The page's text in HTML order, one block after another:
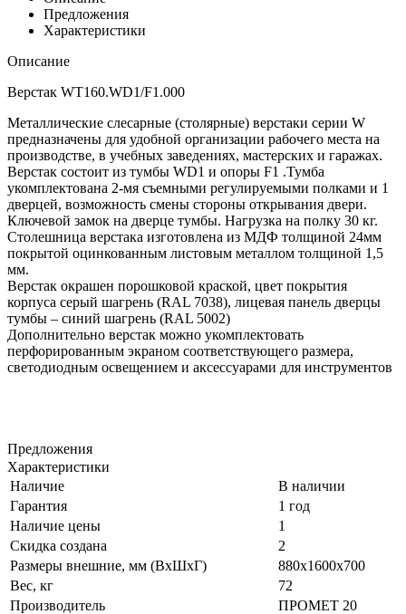
Предложения
Характеристики
Описание
Верстак WT160.WD1/F1.000
Металлические слесарные (столярные) верстаки серии W
предназначены для удобной организации рабочего места на
производстве, в учебных заведениях, мастерских и гаражах.
Верстак состоит из тумбы WD1 и опоры F1 .Тумба
укомплектована 2-мя съемными регулируемыми полками и 1
дверцей, возможность смены стороны открывания двери.
Ключевой замок на дверце тумбы. Нагрузка на полку 30 кг.
Столешница верстака изготовлена из МДФ толщиной 24мм
покрытой оцинкованным листовым металлом толщиной 1,5
мм.
Верстак окрашен порошковой краской, цвет покрытия
корпуса серый шагрень (RAL 7038), лицевая панель дверцы
тумбы – синий шагрень (RAL 5002)
Дополнительно верстак можно укомплектовать
перфорированным экраном соответствующего размера,
светодиодным освещением и аксессуарами для инструментов
Предложения
Характеристики
Наличие
В наличии
Гарантия
1 год
Наличие цены
1
Скидка создана
2
Размеры внешние, мм (ВхШхГ)
880x1600x700
Вес, кг
72
Производитель
ПРОМЕТ 20